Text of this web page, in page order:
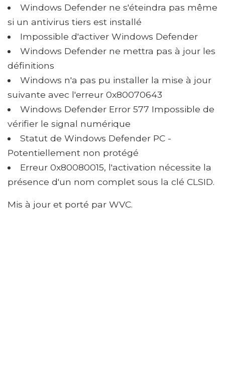
Windows Defender ne s'éteindra pas même
si un antivirus tiers est installé
Impossible d'activer Windows Defender
Windows Defender ne mettra pas à jour les
définitions
Windows n'a pas pu installer la mise à jour
suivante avec l'erreur 0x80070643
Windows Defender Error 577 Impossible de
vérifier le signal numérique
Statut de Windows Defender PC -
Potentiellement non protégé
Erreur 0x80080015, l'activation nécessite la
présence d'un nom complet sous la clé CLSID.
Mis à jour et porté par WVC.